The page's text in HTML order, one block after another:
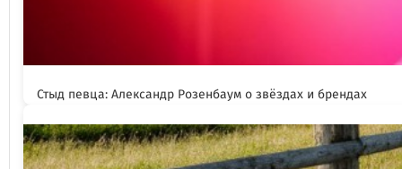
Стыд певца: Александр Розенбаум о звёздах и брендах